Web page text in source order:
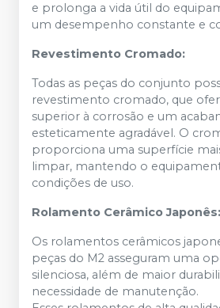
e prolonga a vida útil do
um desempenho constante e
Revestimento Cromado:
Todas as peças do conjunto
revestimento cromado, que
superior à corrosão e um
esteticamente agradável. O
proporciona uma superfície
limpar, mantendo o
condições de uso.
Rolamento Cerâmico Japonês:
Os rolamentos cerâmicos
peças do M2 asseguram uma
silenciosa, além de maior
necessidade de manutenção.